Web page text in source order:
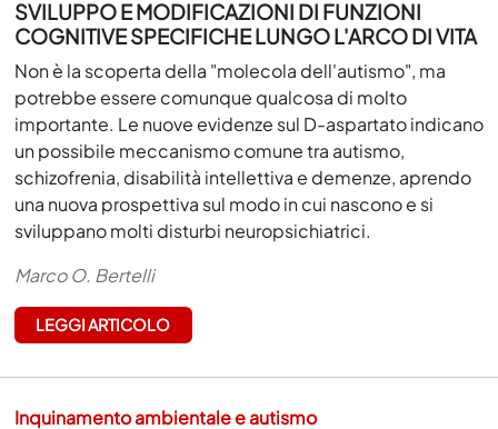
SVILUPPO E MODIFICAZIONI DI FUNZIONI
COGNITIVE SPECIFICHE LUNGO L'ARCO DI VITA
Non è la scoperta della "molecola dell'autismo", ma
potrebbe essere comunque qualcosa di molto
importante. Le nuove evidenze sul D-aspartato indicano
un possibile meccanismo comune tra autismo,
schizofrenia, disabilità intellettiva e demenze, aprendo
una nuova prospettiva sul modo in cui nascono e si
sviluppano molti disturbi neuropsichiatrici.
Marco O. Bertelli
LEGGI ARTICOLO
Inquinamento ambientale e autismo